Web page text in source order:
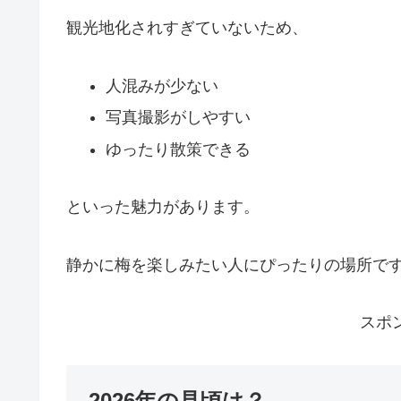
観光地化されすぎていないため、
人混みが少ない
写真撮影がしやすい
ゆったり散策できる
といった魅力があります。
静かに梅を楽しみたい人にぴったりの場所です
スポ